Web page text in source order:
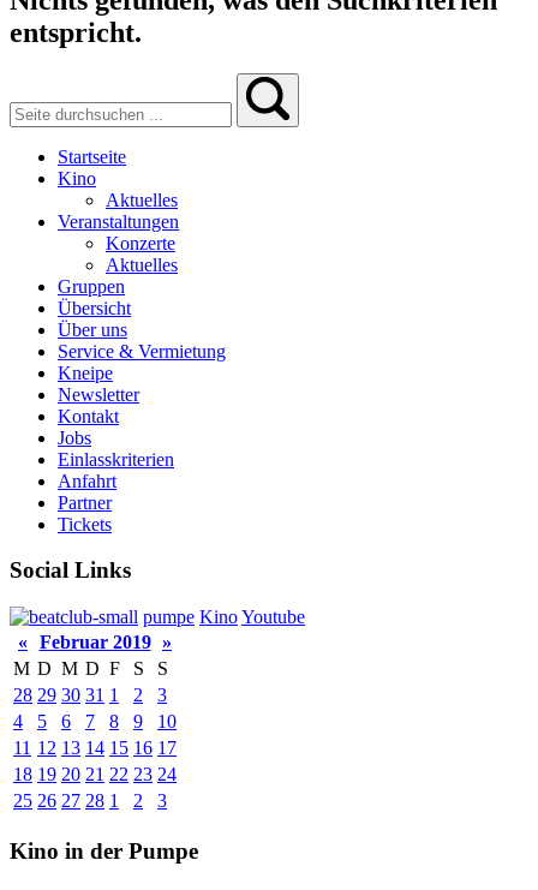
entspricht.
Startseite
Kino
Aktuelles
Veranstaltungen
Konzerte
Aktuelles
Gruppen
Übersicht
Über uns
Service & Vermietung
Kneipe
Newsletter
Kontakt
Jobs
Einlasskriterien
Anfahrt
Partner
Tickets
Social Links
pumpe KinoYoutube
« Februar 2019 »
M D M D F S
S
28 29 30 31 1 2
3
4
5 6 7 8 9
10
11 12 13 14 15 16 17
18 19 20 21 22 23 24
25 26 27 28 1 2 3
Kino in der Pumpe